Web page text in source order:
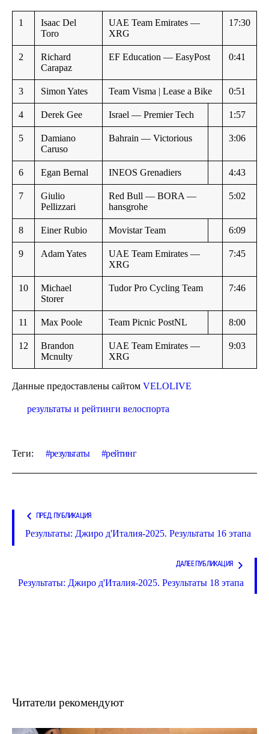
1
Isaac Del
Toro
UAE Team Emirates —
XRG
17:30
2
Richard
Carapaz
EF Education — EasyPost 0:41
3 Simon Yates Team Visma | Lease a Bike 0:51
4 Derek Gee Israel — Premier Tech 1:57
5
Damiano
Caruso
Bahrain — Victorious 3:06
6 Egan Bernal INEOS Grenadiers 4:43
7
Giulio
Pellizzari
Red Bull — BORA —
hansgrohe
5:02
8 Einer Rubio Movistar Team 6:09
9 Adam Yates
UAE Team Emirates —
XRG
7:45
10
Michael
Storer
Tudor Pro Cycling Team 7:46
11 Max Poole Team Picnic PostNL 8:00
12
Brandon
Mcnulty
UAE Team Emirates —
XRG
9:03
Данные предоставлены сайтом VELOLIVE
результаты и рейтинги велоспорта
Теги: результаты рейтинг
ПРЕД. ПУБЛИКАЦИЯ
Результаты: Джиро д'Италия-2025. Результаты 16 этапа
ДАЛЕЕ ПУБЛИКАЦИЯ
Результаты: Джиро д'Италия-2025. Результаты 18 этапа
Читатели рекомендуют